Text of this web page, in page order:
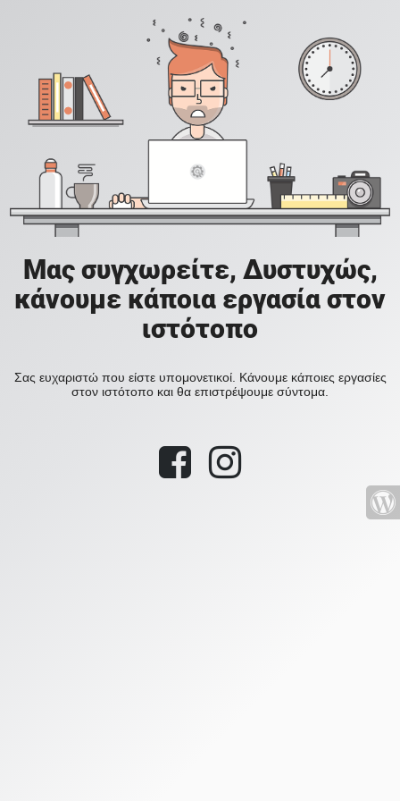
Μας συγχωρείτε, Δυστυχώς,
κάνουμε κάποια εργασία στον
ιστότοπο
Σας ευχαριστώ που είστε υπομονετικοί. Κάνουμε κάποιες εργασίες
στον ιστότοπο και θα επιστρέψουμε σύντομα.